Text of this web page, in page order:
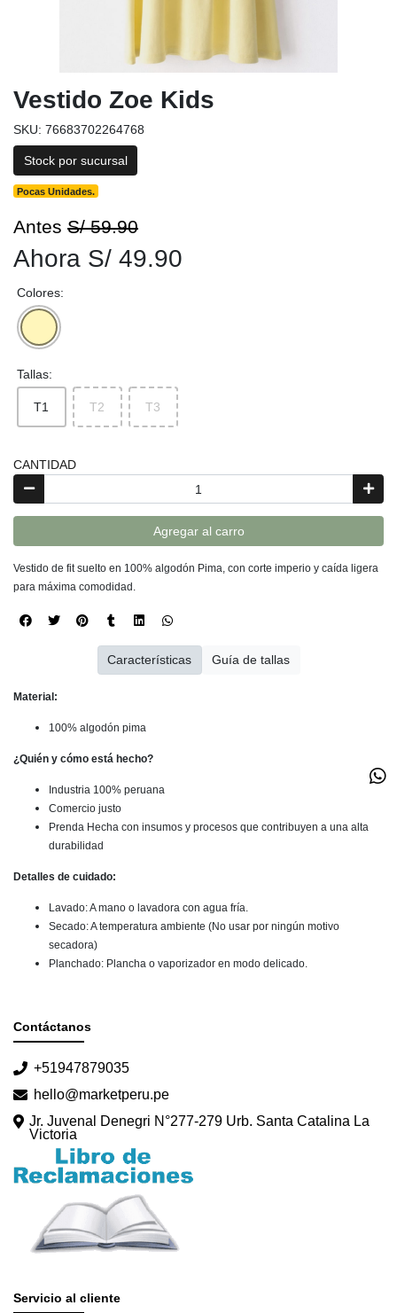
Vestido Zoe Kids
SKU: 76683702264768
Stock por sucursal
Pocas Unidades.
Antes S/ 59.90
Ahora S/ 49.90
Colores:
Tallas:
T1 T2 T3
CANTIDAD
Agregar al carro
Vestido de fit suelto en 100% algodón Pima, con corte imperio y caída ligera
para máxima comodidad.
Material:
100% algodón pima
¿Quién y cómo está hecho?
Industria 100% peruana
Comercio justo
Prenda Hecha con insumos y procesos que contribuyen a una alta
durabilidad
Detalles de cuidado:
Lavado: A mano o lavadora con agua fría.
Secado: A temperatura ambiente (No usar por ningún motivo
secadora)
Planchado: Plancha o vaporizador en modo delicado.
Características Guía de tallas
Contáctanos
+51947879035
hello@marketperu.pe
Jr. Juvenal Denegri N°277-279 Urb. Santa Catalina La
Victoria
Servicio al cliente